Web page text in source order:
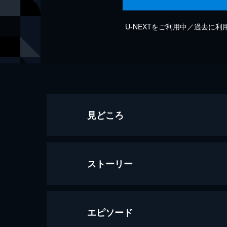
U-NEXTをご利用中／過去に利
見どころ
ストーリー
エピソード